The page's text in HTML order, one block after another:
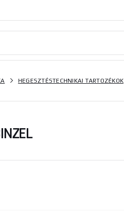
HEGESZTÉSTECHNIKAI TARTOZÉKOK